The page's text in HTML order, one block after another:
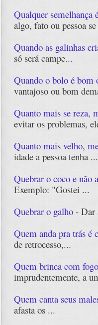
Qualquer semelhança
algo, fato ou pessoa
Quando as galinhas
só será campe...
Quando o bolo é bom
vantajoso ou bom
Quanto mais se reza,
evitar os problemas,
Quanto mais velho,
idade a pessoa tenha ...
Quebrar o coco e não
Exemplo: "Gostei ...
Quebrar o galho - Dar
Quem anda pra trás é
de retrocesso,...
Quem brinca com
imprudentemente, a
Quem canta seus
afasta os ...